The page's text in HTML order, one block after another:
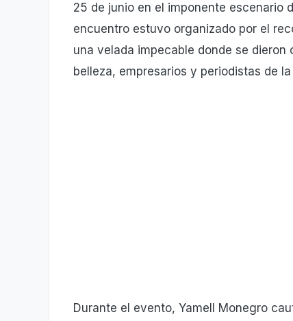
25 de junio en el imponente escenario
encuentro estuvo organizado por el
una velada impecable donde se
belleza, empresarios y periodistas de
​Durante el evento, Yamell Monegro